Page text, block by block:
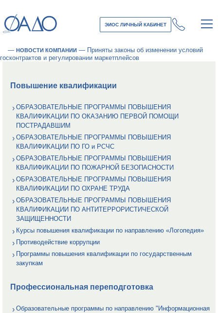
ЭИОС ЛИЧНЫЙ КАБИНЕТ
— НОВОСТИ КОМПАНИИ — Приняты законы об изменении условий
госконтрактов и регулировании маркетплейсов
Повышение квалификации
ОБРАЗОВАТЕЛЬНЫЕ ПРОГРАММЫ ПОВЫШЕНИЯ
КВАЛИФИКАЦИИ ПО ОКАЗАНИЮ ПЕРВОЙ ПОМОЩИ
ПОСТРАДАВШИМ
ОБРАЗОВАТЕЛЬНЫЕ ПРОГРАММЫ ПОВЫШЕНИЯ
КВАЛИФИКАЦИИ ПО ГО и РСЧС
ОБРАЗОВАТЕЛЬНЫЕ ПРОГРАММЫ ПОВЫШЕНИЯ
КВАЛИФИКАЦИИ ПО ПОЖАРНОЙ БЕЗОПАСНОСТИ
ОБРАЗОВАТЕЛЬНЫЕ ПРОГРАММЫ ПОВЫШЕНИЯ
КВАЛИФИКАЦИИ ПО ОХРАНЕ ТРУДА
ОБРАЗОВАТЕЛЬНЫЕ ПРОГРАММЫ ПОВЫШЕНИЯ
КВАЛИФИКАЦИИ ПО АНТИТЕРРОРИСТИЧЕСКОЙ
ЗАЩИЩЕННОСТИ
Курсы повышения квалификации по направлению «Логопедия»
Противодействие коррупции
Программы повышения квалификации по государственным
закупкам
Профессиональная переподготовка
Образовательные программы по направлению "Информационная